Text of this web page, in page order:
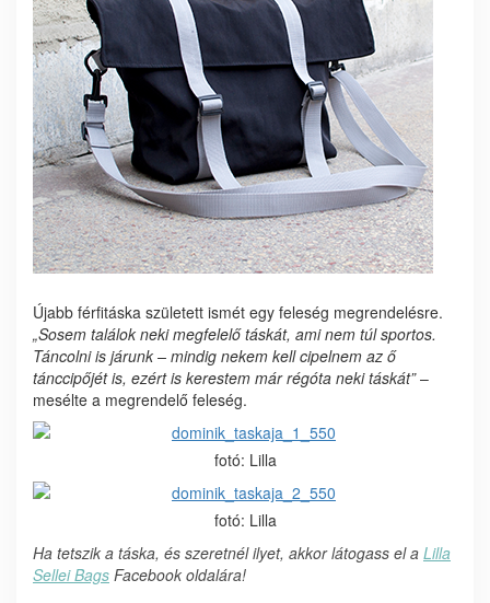
Újabb férfitáska született ismét egy feleség megrendelésre.
„Sosem találok neki megfelelő táskát, ami nem túl sportos.
Táncolni is járunk – mindig nekem kell cipelnem az ő
tánccipőjét is, ezért is kerestem már régóta neki táskát”–
mesélte a megrendelő feleség.
fotó: Lilla
fotó: Lilla
Ha tetszik a táska, és szeretnél ilyet, akkor látogass el a Lilla
Sellei Bags Facebook oldalára!